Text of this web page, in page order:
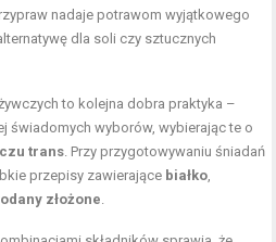
nadaje potrawom wyjątkowego
dla soli czy sztucznych
to kolejna dobra praktyka –
świadomych wyborów, wybierając te o
trans . Przy przygotowywaniu śniadań
przepisy zawierające białko
złożone